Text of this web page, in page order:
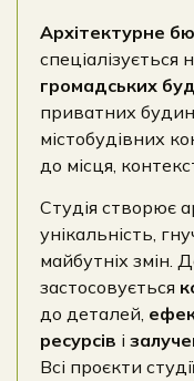
Архітектурне
спеціалізується
громадських
приватних
містобудівних
до місця,
Студія створює
унікальність,
майбутніх змін.
застосовується
до деталей,
ресурсів і
Всі проєкти